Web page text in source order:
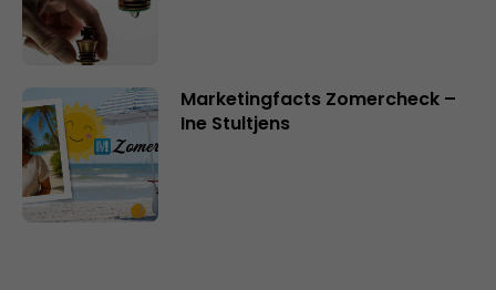
Marketingfacts Zomercheck –
Ine Stultjens